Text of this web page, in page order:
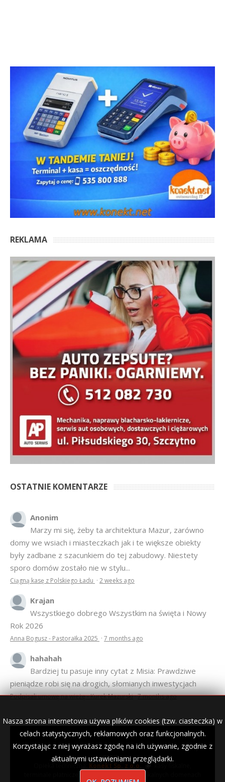
REKLAMA
OSTATNIE KOMENTARZE
Anonim
Marzy mi się, żeby ta architektura Mazur, zarówno
domy we wsiach i miasteczkach jak i te większe obiekty
były zadbane z szacunkiem do tej zabudowy. Niestety
sporo domów zostało nie w stylu...
Ciągną kasę z Polskiego Ładu · 2 weeks ago
Krajan
Wszystkiego dobrego Wszystkim na święta i Nowy
Rok 2026
Anna Bogusz - Pastorałka 2025 · 7 months ago
hahahah
Bardziej tu pasuje inny cytat z Misia: Prawdziwe
pieniądze robi się na drogich, słomianych inwestycjach
Podpisali umowę na wieżę - Kurek Mazurski·7 months ago
Nasza strona internetowa używa plików cookies (tzw. ciasteczka) w
celach statystycznych, reklamowych oraz funkcjonalnych.
Korzystając z niej wyrażasz zgodę na ich używanie, zgodnie z
aktualnymi ustawieniami przeglądarki.
© 2007–2018 Kurek Mazurski — archiwalne wydania lokalnej
gazety.
Opieka techniczna: Konekt Sp. z o.o.
- kasy fiskalne,